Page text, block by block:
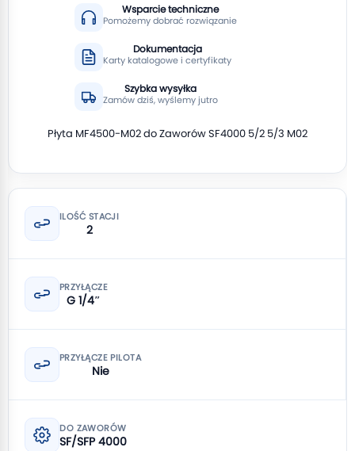
Wsparcie techniczne
Pomożemy dobrać rozwiązanie
Dokumentacja
Karty katalogowe i certyfikaty
Szybka wysyłka
Zamów dziś, wyślemy jutro
Płyta MF4500-M02 do Zaworów SF4000 5/2 5/3 M02
ILOŚĆ STACJI
2
PRZYŁĄCZE
G 1/4″
PRZYŁĄCZE PILOTA
Nie
DO ZAWORÓW
SF/SFP 4000